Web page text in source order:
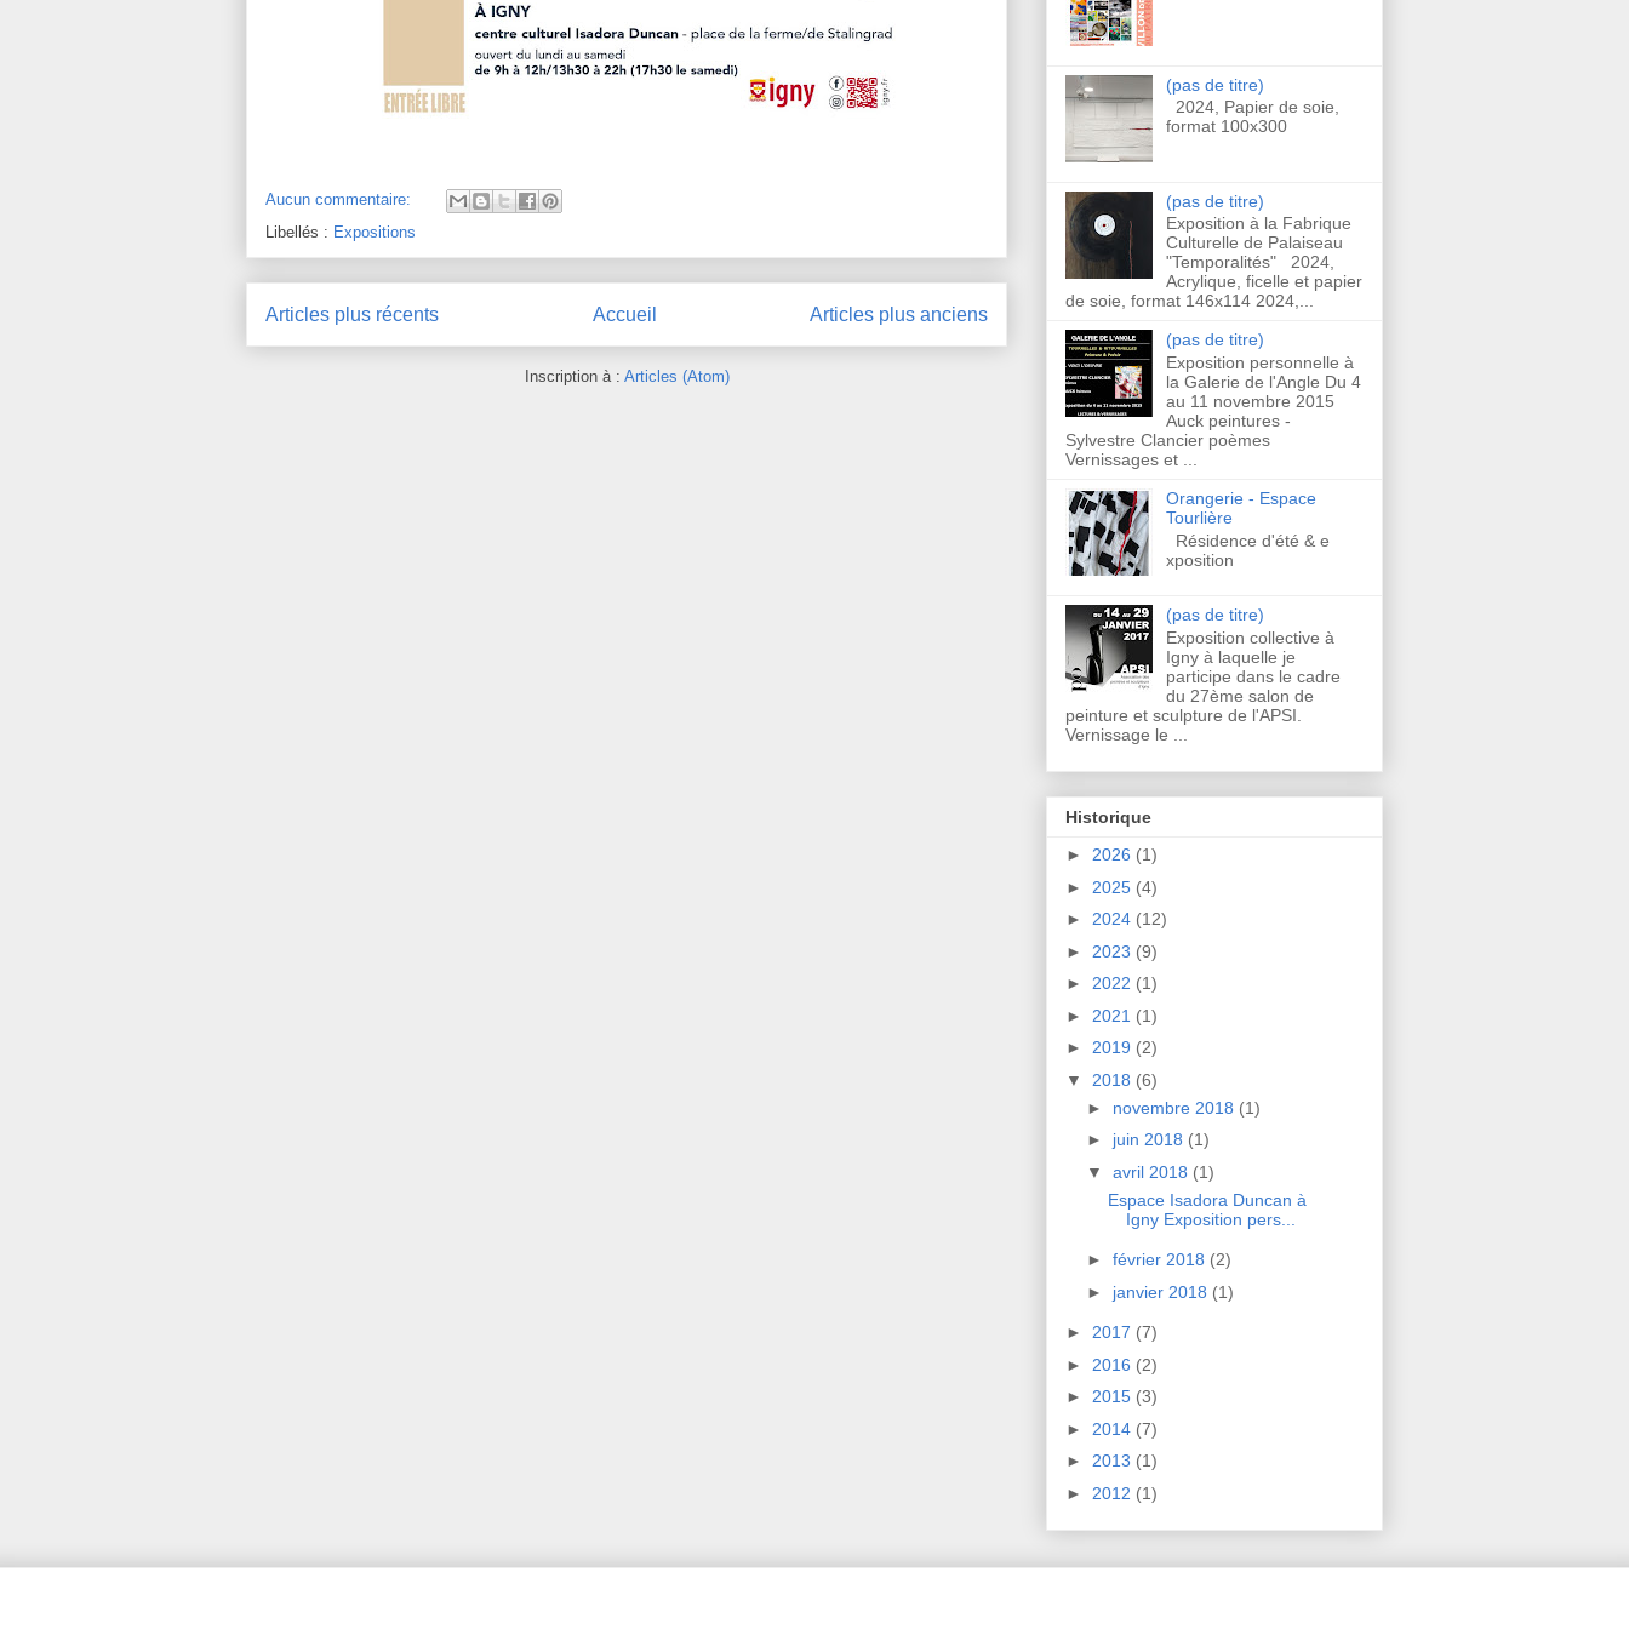
Aucun commentaire:
Libellés : Expositions
Articles plus récents Articles plus anciens
Accueil
Inscription à : Articles (Atom)
(pas de titre)
2024, Papier de soie,
format 100x300
(pas de titre)
Exposition à la Fabrique
Culturelle de Palaiseau
"Temporalités" 2024,
Acrylique, ficelle et papier
de soie, format 146x114 2024,...
(pas de titre)
Exposition personnelle à
la Galerie de l'Angle Du 4
au 11 novembre 2015
Auck peintures -
Sylvestre Clancier poèmes
Vernissages et ...
Orangerie - Espace
Tourlière
Résidence d'été & e
xposition
(pas de titre)
Exposition collective à
Igny à laquelle je
participe dans le cadre
du 27ème salon de
peinture et sculpture de l'APSI.
Vernissage le ...
Historique
► 2026 (1)
► 2025 (4)
► 2024 (12)
► 2023 (9)
► 2022 (1)
► 2021 (1)
► 2019 (2)
▼ 2018 (6)
► novembre 2018 (1)
► juin 2018 (1)
▼ avril 2018 (1)
Espace Isadora Duncan à
Igny Exposition pers...
► février 2018 (2)
► janvier 2018 (1)
► 2017 (7)
► 2016 (2)
► 2015 (3)
► 2014 (7)
► 2013 (1)
► 2012 (1)